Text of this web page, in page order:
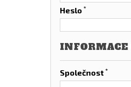
Heslo *
INFORMACE
Společnost *